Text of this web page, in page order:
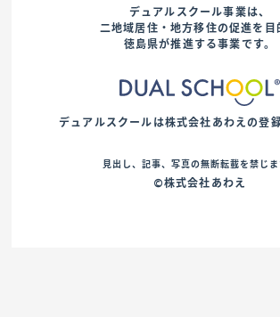
デュアルスクール事業は、
二地域居住・地方移住の促進を目
徳島県が推進する事業です。
デュアルスクールは株式会社あわえの登録
見出し、記事、写真の無断転載を禁じま
©株式会社あわえ